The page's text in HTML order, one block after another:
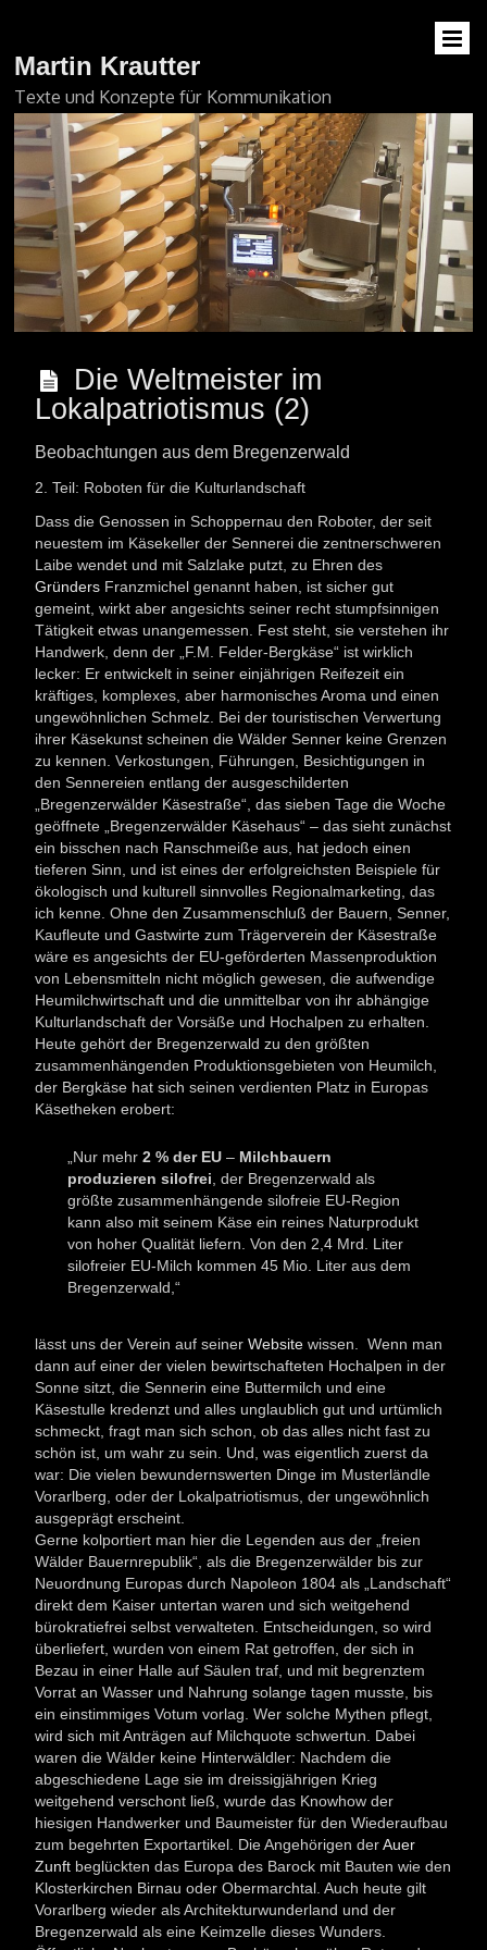
Martin Krautter
Texte und Konzepte für Kommunikation
Die Weltmeister im
Lokalpatriotismus (2)
Beobachtungen aus dem Bregenzerwald
2. Teil: Roboten für die Kulturlandschaft
Dass die Genossen in Schoppernau den Roboter, der seit
neuestem im Käsekeller der Sennerei die zentnerschweren
Laibe wendet und mit Salzlake putzt, zu Ehren des
Gründers Franzmichel genannt haben, ist sicher gut
gemeint, wirkt aber angesichts seiner recht stumpfsinnigen
Tätigkeit etwas unangemessen. Fest steht, sie verstehen ihr
Handwerk, denn der „F.M. Felder-Bergkäse“ ist wirklich
lecker: Er entwickelt in seiner einjährigen Reifezeit ein
kräftiges, komplexes, aber harmonisches Aroma und einen
ungewöhnlichen Schmelz. Bei der touristischen Verwertung
ihrer Käsekunst scheinen die Wälder Senner keine Grenzen
zu kennen. Verkostungen, Führungen, Besichtigungen in
den Sennereien entlang der ausgeschilderten
„Bregenzerwälder Käsestraße“, das sieben Tage die Woche
geöffnete „Bregenzerwälder Käsehaus“ – das sieht zunächst
ein bisschen nach Ranschmeiße aus, hat jedoch einen
tieferen Sinn, und ist eines der erfolgreichsten Beispiele für
ökologisch und kulturell sinnvolles Regionalmarketing, das
ich kenne. Ohne den Zusammenschluß der Bauern, Senner,
Kaufleute und Gastwirte zum Trägerverein der Käsestraße
wäre es angesichts der EU-geförderten Massenproduktion
von Lebensmitteln nicht möglich gewesen, die aufwendige
Heumilchwirtschaft und die unmittelbar von ihr abhängige
Kulturlandschaft der Vorsäße und Hochalpen zu erhalten.
Heute gehört der Bregenzerwald zu den größten
zusammenhängenden Produktionsgebieten von Heumilch,
der Bergkäse hat sich seinen verdienten Platz in Europas
Käsetheken erobert:
„Nur mehr2 % der EU – Milchbauern
produzieren silofrei, der Bregenzerwald als
größte zusammenhängende silofreie EU-Region
kann also mit seinem Käse ein reines Naturprodukt
von hoher Qualität liefern. Von den 2,4 Mrd. Liter
silofreier EU-Milch kommen 45 Mio. Liter aus dem
Bregenzerwald,“
lässt uns der Verein auf seinerWebsite wissen. Wenn man
dann auf einer der vielen bewirtschafteten Hochalpen in der
Sonne sitzt, die Sennerin eine Buttermilch und eine
Käsestulle kredenzt und alles unglaublich gut und urtümlich
schmeckt, fragt man sich schon, ob das alles nicht fast zu
schön ist, um wahr zu sein. Und, was eigentlich zuerst da
war: Die vielen bewundernswerten Dinge im Musterländle
Vorarlberg, oder der Lokalpatriotismus, der ungewöhnlich
ausgeprägt erscheint.
Gerne kolportiert man hier die Legenden aus der „freien
Wälder Bauernrepublik“, als die Bregenzerwälder bis zur
Neuordnung Europas durch Napoleon 1804 als „Landschaft“
direkt dem Kaiser untertan waren und sich weitgehend
bürokratiefrei selbst verwalteten. Entscheidungen, so wird
überliefert, wurden von einem Rat getroffen, der sich in
Bezau in einer Halle auf Säulen traf, und mit begrenztem
Vorrat an Wasser und Nahrung solange tagen musste, bis
ein einstimmiges Votum vorlag. Wer solche Mythen pflegt,
wird sich mit Anträgen auf Milchquote schwertun. Dabei
waren die Wälder keine Hinterwäldler: Nachdem die
abgeschiedene Lage sie im dreissigjährigen Krieg
weitgehend verschont ließ, wurde das Knowhow der
hiesigen Handwerker und Baumeister für den Wiederaufbau
zum begehrten Exportartikel. Die Angehörigen derAuer
Zunft beglückten das Europa des Barock mit Bauten wie den
Klosterkirchen Birnau oder Obermarchtal. Auch heute gilt
Vorarlberg wieder als Architekturwunderland und der
Bregenzerwald als eine Keimzelle dieses Wunders.